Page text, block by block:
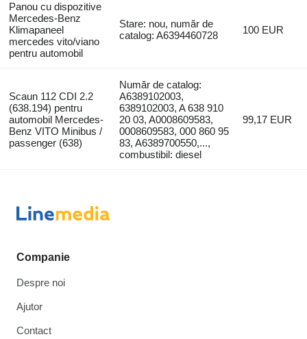
Panou cu dispozitive
Mercedes-Benz
Klimapaneel
mercedes vito/viano
pentru automobil
Stare: nou, număr de
catalog: A6394460728
100 EUR
Scaun 112 CDI 2.2
(638.194) pentru
automobil Mercedes-
Benz VITO Minibus /
passenger (638)
Număr de catalog:
A6389102003,
6389102003, A 638 910
20 03, A0008609583,
0008609583, 000 860 95
83, A6389700550,...,
combustibil: diesel
99,17 EUR
Companie
Despre noi
Ajutor
Contact